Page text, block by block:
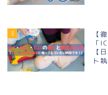
3
【
「
【
ト執